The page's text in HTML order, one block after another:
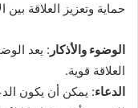
حماية وتعزيز العلاقة بين
الوضوء والأذكار : يعد
العلاقة قوية.
الدعاء: يمكن أن يكون